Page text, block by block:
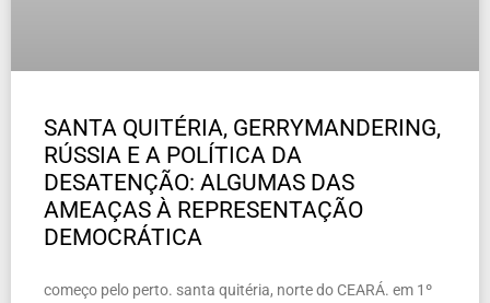
SANTA QUITÉRIA, GERRYMANDERING,
RÚSSIA E A POLÍTICA DA
DESATENÇÃO: ALGUMAS DAS
AMEAÇAS À REPRESENTAÇÃO
DEMOCRÁTICA
começo pelo perto. santa quitéria, norte do CEARÁ. em 1º